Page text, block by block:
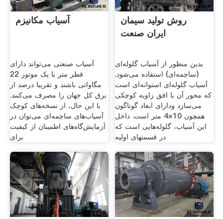
آسیاب مکانیزم
آسیاب صنعتی می‌تواند دارای
قطر متر با یک موتور 22
مگاواتی باشند و تقریبا درصد از
برق کل جهان را مصرف می‌کنند.
با این حال، از نسخه‌های کوچک
آسیاب‌های ساچمه‌ای می‌توان در
آزمایش‌گاه‌های اطمینان از کیفیت
برای
روش تولید سیمان
ایران صنعت
بدین منظور از آسیاب گلوله‌ای
(ساچمه‌ای) استفاده می‌شود.
آسیاب گلوله‌ای استوانه‌ای است
كه محور آن با افق زاویه كوچكی
می‌سازد ودارای ابعاد گوناگون
همچون 10×4 متر است. داخل
این آسیاب، گلوله‌هایی است كه
در قسمتهای اولیه